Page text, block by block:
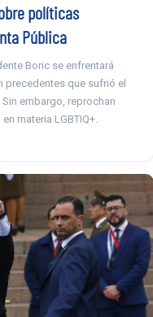
políticas
Pública
Boric se enfrentará
precedentes que sufrió el
embargo, reprochan
materia LGBTIQ+.